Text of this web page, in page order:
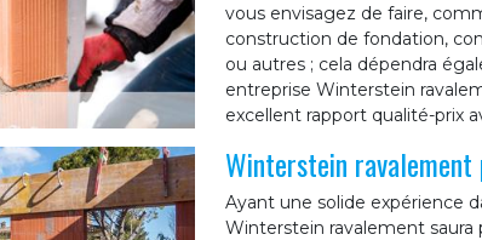
vous envisagez de faire,
construction de fondation,
ou autres ; cela dépendra
entreprise Winterstein
excellent rapport qualité-prix
Winterstein
Ayant une solide expérience
Winterstein ravalement